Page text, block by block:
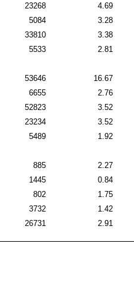
23268
4.69
5084
3.28
33810
3.38
5533 2.81
53646
16.67
6655
2.76
52823
3.52
23234
3.52
5489 1.92
885
2.27
1445
0.84
802
1.75
3732
1.42
26731 2.91